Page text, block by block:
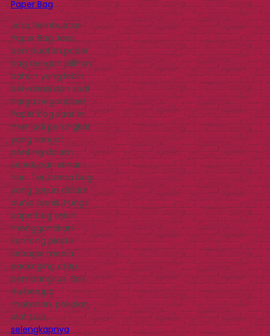
Paper Bag
Jasa Pembuatan
Paper Bag Jasa
pembuatan paper
bag dengan pilihan
bahan yang lebih
bervariasi dan soal
harga negotialbe!
Paper bag saat ini
menjadi perangkat
yang sangat
penting dalam
kehidupan sehari-
hari. Terutama bagi
yang terjun dalam
dunia bisnis. Fungsi
paperbag telah
menggantikan
kantong plastik
sebagai media
packaging atau
pembungkus. Baik
itu berupa
makanan, pakaian,
alat tulis,…
selengkapnya